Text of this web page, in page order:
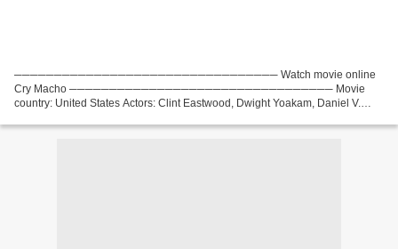
───────────────────────────────── Watch movie online
Cry Macho ───────────────────────────────── Movie
country: United States Actors: Clint Eastwood, Dwight Yoakam, Daniel V.
Duration:...